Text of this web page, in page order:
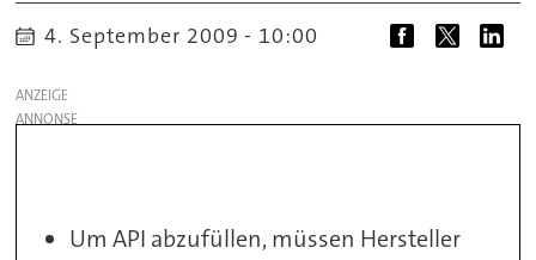
4. September 2009 - 10:00
ANZEIGE
Um API abzufüllen, müssen Hersteller